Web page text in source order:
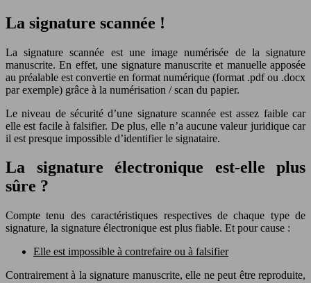
La signature scannée !
La signature scannée est une image numérisée de la signature
manuscrite. En effet, une signature manuscrite et manuelle apposée
au préalable est convertie en format numérique (format .pdf ou .docx
par exemple) grâce à la numérisation / scan du papier.
Le niveau de sécurité d’une signature scannée est assez faible car
elle est facile à falsifier. De plus, elle n’a aucune valeur juridique car
il est presque impossible d’identifier le signataire.
La signature électronique est-elle plus
sûre ?
Compte tenu des caractéristiques respectives de chaque type de
signature, la signature électronique est plus fiable. Et pour cause :
Elle est impossible à contrefaire ou à falsifier
Contrairement à la signature manuscrite, elle ne peut être reproduite,